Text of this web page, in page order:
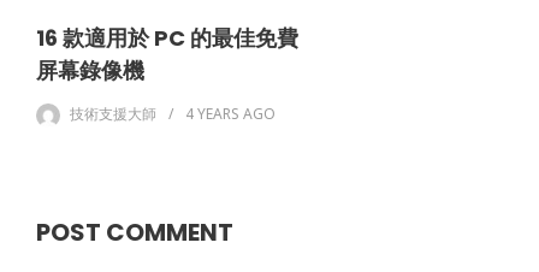
16 款適用於 PC 的最佳免費
屏幕錄像機
技術支援大師 4 YEARS AGO
POST COMMENT